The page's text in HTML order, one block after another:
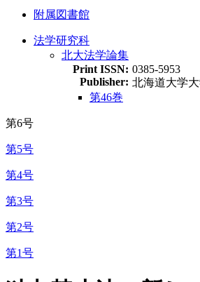
附属図書館
法学研究科
北大法学論集
Print ISSN: 0385-5953
Publisher: 北海道大学
第46巻
第6号
第5号
第4号
第3号
第2号
第1号